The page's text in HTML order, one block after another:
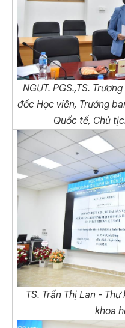
NGƯT. PGS.,TS.
đốc Học viện, Trưởng
Quốc tế, Chủ
TS. Trần Thị Lan -
khoa